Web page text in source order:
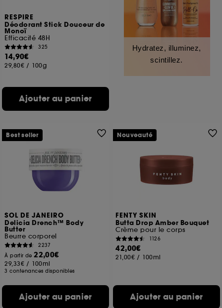
RESPIRE
Déodorant Stick Douceur de
Monoï
Efficacité 48H
325
14,90€
29,80€ / 100g
Ajouter au panier
Hydratez, illuminez,
scintillez.
SOL DE JANEIRO
Delicia Drench™ Body
Butter
Beurre corporel
2237
À partir de22,00€
29,33€ / 100ml
3 contenances disponibles
Ajouter au panier
Best seller
FENTY SKIN
Butta Drop Amber Bouquet
Crème pour le corps
1126
42,00€
21,00€ / 100ml
Ajouter au panier
Nouveauté